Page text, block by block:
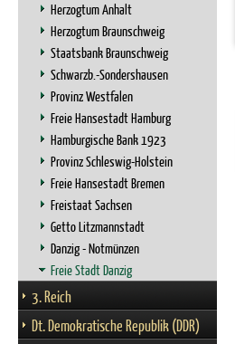
Herzogtum Anhalt
Herzogtum Braunschweig
Staatsbank Braunschweig
Schwarzb.-Sondershausen
Provinz Westfalen
Freie Hansestadt Hamburg
Hamburgische Bank 1923
Provinz Schleswig-Holstein
Freie Hansestadt Bremen
Freistaat Sachsen
Getto Litzmannstadt
Danzig - Notmünzen
Freie Stadt Danzig
3. Reich
Dt. Demokratische Republik (DDR)